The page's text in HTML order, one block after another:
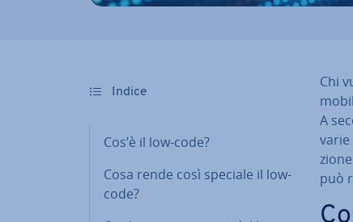
Indice
Cos’è il low-code?
Cosa rende così speciale il low-
code?
Chi
A
può